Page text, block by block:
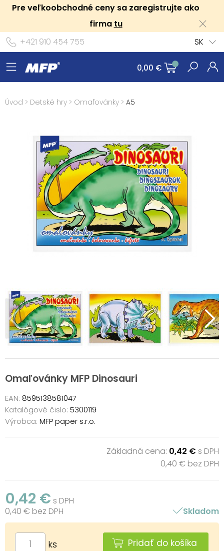
Pre veľkoobchodné ceny sa zaregistrujte ako
firma tu
+421 910 454 755
SK
0,00 €
Úvod > Detské hry > Omaľovánky > A5
Omaľovánky MFP Dinosauri
EAN: 8595138581047
Katalógové čislo: 5300119
Výrobca: MFP paper s.r.o.
Základná cena: 0,42 € s DPH
0,40 € bez DPH
0,42 € s DPH
0,40 € bez DPH
Skladom
ks Pridať do košíka